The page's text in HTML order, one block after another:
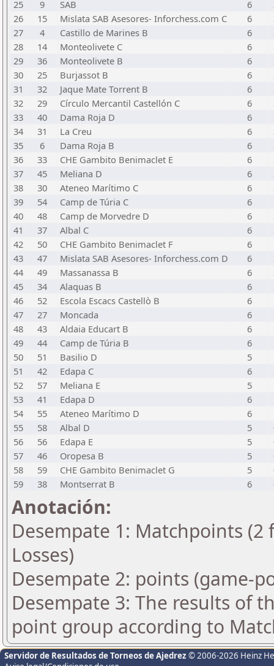
25
9 SAB 6
26
15 Mislata SAB Asesores- Inforchess.com C 6
27
4 Castillo de Marines B 6
28
14 Monteolivete C 6
29
36 Monteolivete B 6
30
25 Burjassot B 6
31
32 Jaque Mate Torrent B 6
32
29 Círculo Mercantil Castellón C 6
33
40 Dama Roja D 6
34
31 La Creu 6
35
6 Dama Roja B 6
36
33 CHE Gambito Benimaclet E 6
37
45 Meliana D 6
38
30 Ateneo Marítimo C 6
39
54 Camp de Túria C 6
40
48 Camp de Morvedre D 6
41
37 Albal C 6
42
50 CHE Gambito Benimaclet F 6
43
47 Mislata SAB Asesores- Inforchess.com D 6
44
49 Massanassa B 6
45
34 Alaquas B 6
46
52 Escola Escacs Castellò B 6
47
27 Moncada 6
48
43 Aldaia Educart B 6
49
44 Camp de Túria B 6
50
51 Basilio D 5
51
42 Edapa C 6
52
57 Meliana E 5
53
41 Edapa D 6
54
55 Ateneo Marítimo D 6
55
58 Albal D 5
56
56 Edapa E 5
57
46 Oropesa B 5
58
59 CHE Gambito Benimaclet G 5
59
38 Montserrat B 6
Anotación:
Desempate 1: Matchpoints
Losses)
Desempate 2: points (game-
Desempate 3: The results of
point group according to
Servidor de Resultados de Torneos de Ajedrez © 2006-2026 Heinz